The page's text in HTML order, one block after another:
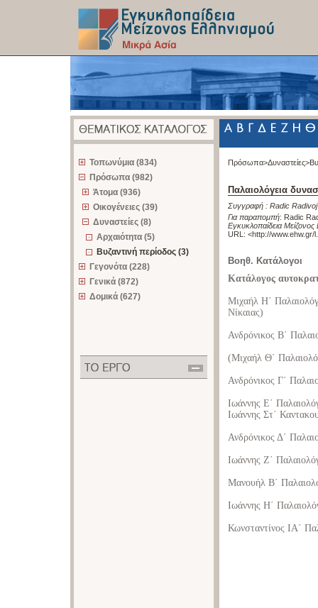
Τοπωνύμια (834)
Πρόσωπα (982)
Άτομα (936)
Οικογένειες (39)
Δυναστείες (8)
Αρχαιότητα (5)
Βυζαντινή περίοδος (3)
Γεγονότα (228)
Γενικά (872)
Δομικά (627)
Πρόσωπα>Δυναστείες>
Παλαιολόγεια
Συγγραφή : Radic Radivoj
Για παραπομπή: Radic
Εγκυκλοπαίδεια
URL: <http://www.ehw.gr/
Βοηθ. Κατάλογοι
Κατάλογος
Μιχαήλ Η΄
Νίκαιας)
Ανδρόνικος Β΄
(Μιχαήλ Θ΄
Ανδρόνικος Γ΄
Ιωάννης Ε΄
Ιωάννης Στ΄
Ανδρόνικος Δ΄
Ιωάννης Ζ΄
Μανουήλ Β΄
Ιωάννης Η΄
Κωνσταντίνος ΙΑ΄